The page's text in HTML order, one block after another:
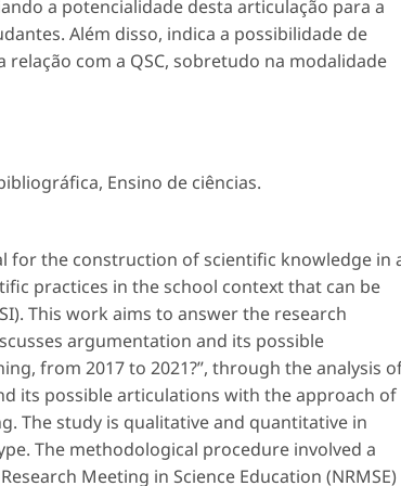
a potencialidade desta articulação para a
Além disso, indica a possibilidade de
com a QSC, sobretudo na modalidade
, Ensino de ciências.
for the construction of scientific knowledge in
practices in the school context that can be
This work aims to answer the research
argumentation and its possible
from 2017 to 2021?”, through the analysis
its possible articulations with the approach of
The study is qualitative and quantitative in
The methodological procedure involved a
Meeting in Science Education (NRMSE)